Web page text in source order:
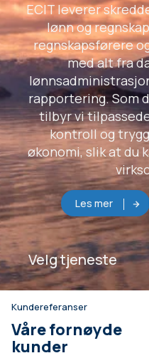
ECIT leverer
lønn og
regnskapsførere
med alt fra
rapportering. Som
tilbyr vi
kontroll og
økonomi, slik at du
Les mer
Velg tjeneste
Kundereferanser
Våre fornøyde
kunder